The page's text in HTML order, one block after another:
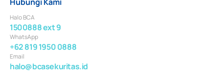
Halo BCA
1500888 ext 9
WhatsApp
+62 819 1950 0888
Email
halo@bcasekuritas.id